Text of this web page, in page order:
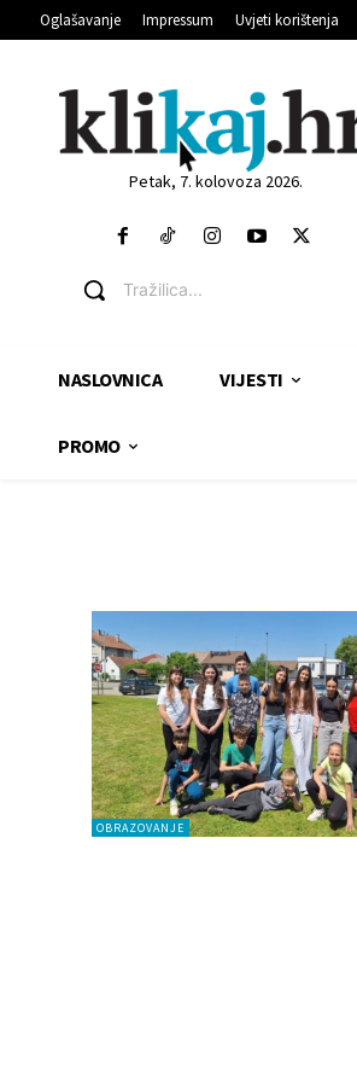
Oglašavanje Impressum Uvjeti korištenja
Petak, 7. kolovoza 2026.
Tražilica...
NASLOVNICA VIJESTI
PROMO
OBRAZOVANJE